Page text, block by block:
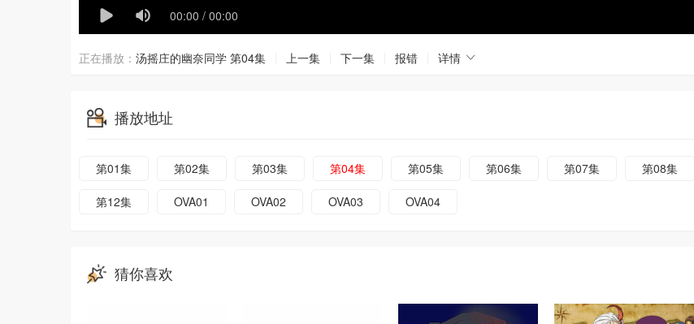
正在播放： 汤摇庄的幽奈同学 第04集 上一集 下一集 报错 详情
播放地址
第01集 第02集 第03集 第04集 第05集 第06集 第07集 第08集
第12集 OVA01 OVA02 OVA03 OVA04
猜你喜欢